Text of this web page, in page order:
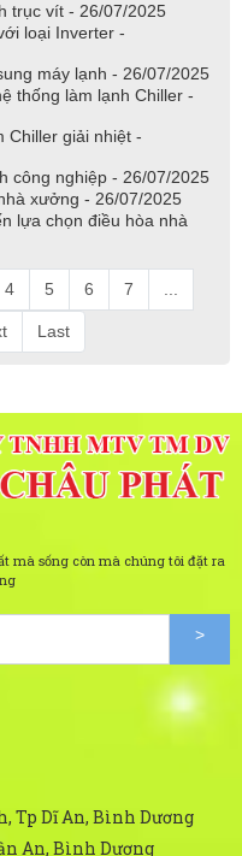
trục vít - 26/07/2025
loại Inverter -
máy lạnh - 26/07/2025
thống làm lạnh Chiller -
Chiller giải nhiệt -
công nghiệp - 26/07/2025
xưởng - 26/07/2025
lựa chọn điều hòa nhà
4 5 6 7
Last
mà sống còn mà chúng tôi đặt ra
Tp Dĩ An, Bình Dương
An, Bình Dương